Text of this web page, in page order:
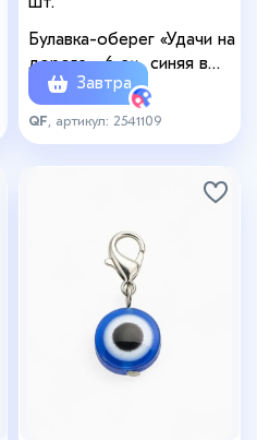
Булавка-оберег «Удачи на
дороге», 6 см, синяя в
серебреЗавтра
QF , артикул: 2541109